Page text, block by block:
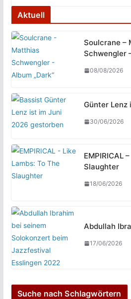
Aktuell
Soulcrane –
Schwengler
08/08/2026
Günter Lenz
30/06/2026
EMPIRICAL
Slaughter
18/06/2026
Abdullah
17/06/2026
Suche nach Schlagwörtern